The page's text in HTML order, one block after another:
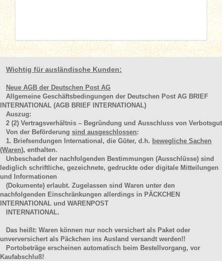
Wichtig für ausländische Kunden:
Neue AGB der Deutschen Post AG
Allgemeine Geschäftsbedingungen der Deutschen Post AG BRIEF
INTERNATIONAL (AGB BRIEF INTERNATIONAL)
Auszug:
2 (2) Vertragsverhältnis – Begründung und Ausschluss von Verbotsgut
Von der Beförderung sind ausgeschlossen:
1. Briefsendungen International, die Güter, d.h. bewegliche Sachen
(Waren), enthalten.
Unbeschadet der nachfolgenden Bestimmungen (Ausschlüsse) sind
lediglich schriftliche, gezeichnete, gedruckte oder digitale Mitteilungen
und Informationen
(Dokumente) erlaubt. Zugelassen sind Waren unter den
nachfolgenden Einschränkungen allerdings in PÄCKCHEN
INTERNATIONAL und WARENPOST
INTERNATIONAL.
Das heißt: Waren können nur noch versichert als Paket oder
unverversichert als Päckchen ins Ausland versandt werden!!
Portobeträge erscheinen automatisch beim Bestellvorgang, vor
Kaufabschluß!